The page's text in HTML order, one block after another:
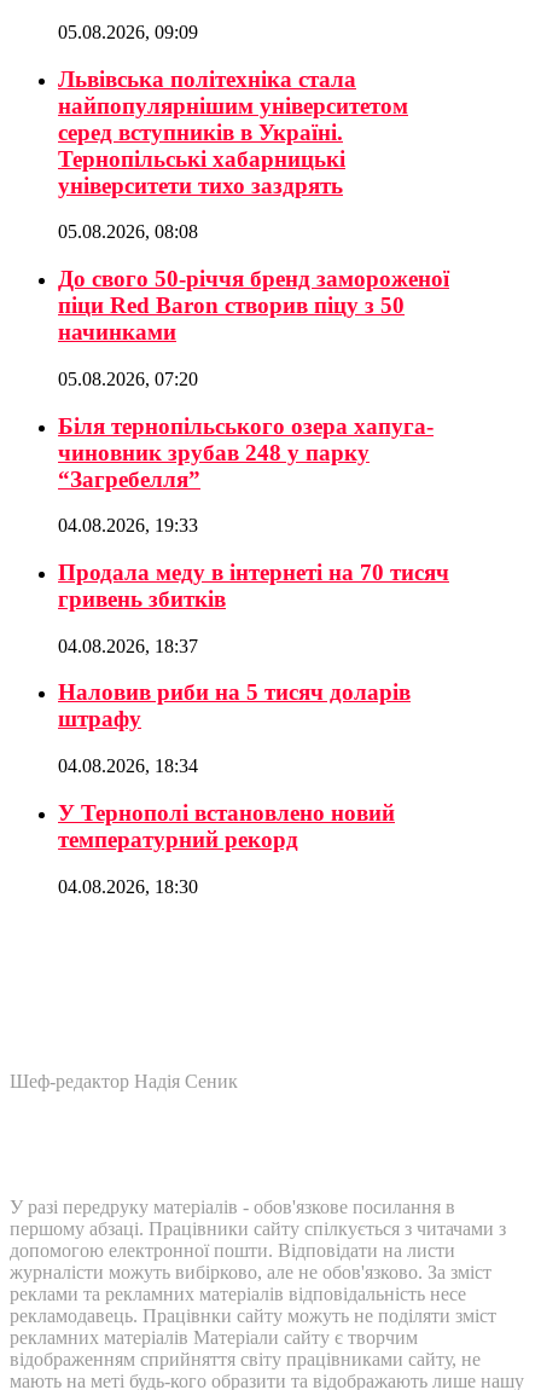
05.08.2026, 09:09
Львівська політехніка стала
найпопулярнішим університетом
серед вступників в Україні.
Тернопільські хабарницькі
університети тихо заздрять
05.08.2026, 08:08
До свого 50-річчя бренд замороженої
піци Red Baron створив піцу з 50
начинками
05.08.2026, 07:20
Біля тернопільського озера хапуга-
чиновник зрубав 248 у парку
“Загребелля”
04.08.2026, 19:33
Продала меду в інтернеті на 70 тисяч
гривень збитків
04.08.2026, 18:37
Наловив риби на 5 тисяч доларів
штрафу
04.08.2026, 18:34
У Тернополі встановлено новий
температурний рекорд
04.08.2026, 18:30
Шеф-редактор Надія Сеник
У разі передруку матеріалів - обов'язкове посилання в
першому абзаці. Працівники сайту спілкується з читачами з
допомогою електронної пошти. Відповідати на листи
журналісти можуть вибірково, але не обов'язково. За зміст
реклами та рекламних матеріалів відповідальність несе
рекламодавець. Працівнки сайту можуть не поділяти зміст
рекламних матеріалів Матеріали сайту є творчим
відображенням сприйняття світу працівниками сайту, не
мають на меті будь-кого образити та відображають лише нашу